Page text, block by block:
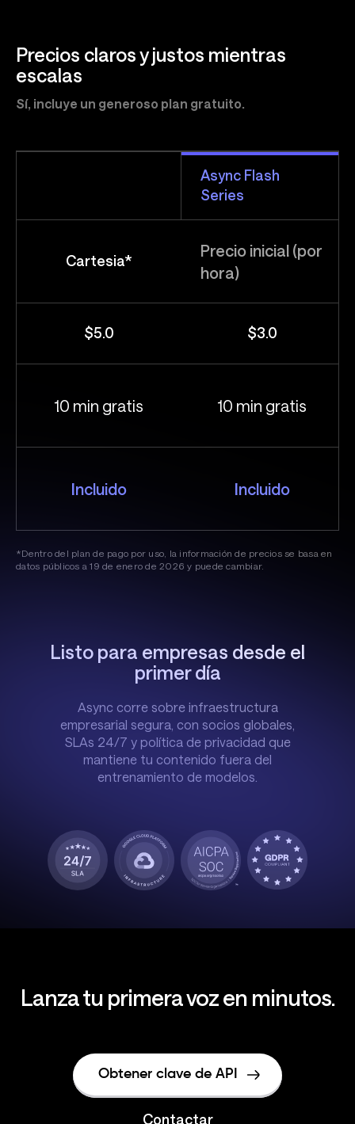
Precios claros y justos mientras
escalas
Sí, incluye un generoso plan gratuito.
Async Flash
Series
Cartesia*
Precio inicial (por
hora)
$5.0 $3.0
10 min gratis 10 min gratis
Incluido Incluido
*Dentro del plan de pago por uso, la información de precios se basa en
datos públicos a 19 de enero de 2026 y puede cambiar.
Listo para empresas desde el
primer día
Async corre sobre infraestructura
empresarial segura, con socios globales,
SLAs 24/7 y política de privacidad que
mantiene tu contenido fuera del
entrenamiento de modelos.
Lanza tu primera voz en minutos.
Obtener clave de API
Contactar